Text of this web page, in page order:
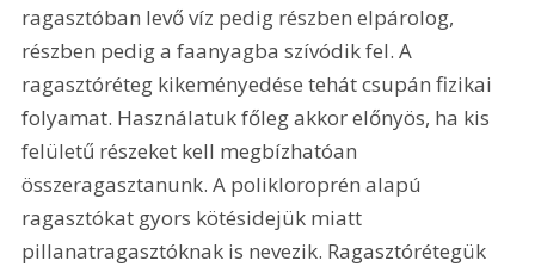
ragasztóban levő víz pedig részben elpárolog,
részben pedig a faanyagba szívódik fel. A
ragasztóréteg kikeményedése tehát csupán fizikai
folyamat. Használatuk főleg akkor előnyös, ha kis
felületű részeket kell megbízhatóan
összeragasztanunk. A polikloroprén alapú
ragasztókat gyors kötésidejük miatt
pillanatragasztóknak is nevezik. Ragasztórétegük